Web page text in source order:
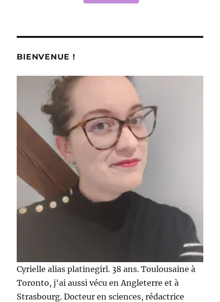
BIENVENUE !
Cyrielle alias platinegirl. 38 ans. Toulousaine à
Toronto, j'ai aussi vécu en Angleterre et à
Strasbourg. Docteur en sciences, rédactrice